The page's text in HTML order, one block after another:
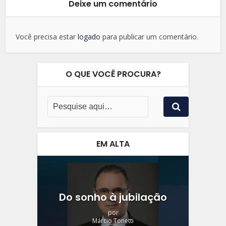
Deixe um comentário
Você precisa estarlogado para publicar um comentário.
O QUE VOCÊ PROCURA?
EM ALTA
Do sonho à jubilação
por
Márcio Tonetti